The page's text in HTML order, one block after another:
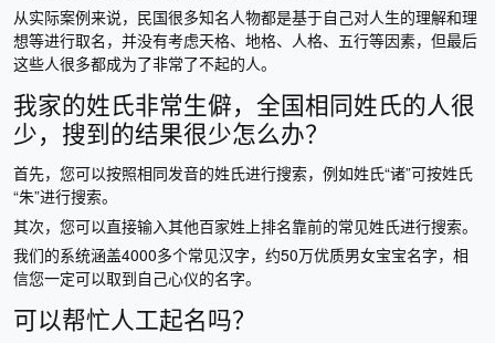
从实际案例来说，民国很多知名人物都是基于自己对人生的理解和理
想等进行取名，并没有考虑天格、地格、人格、五行等因素，但最后
这些人很多都成为了非常了不起的人。
我家的姓氏非常生僻，全国相同姓氏的人很
少，搜到的结果很少怎么办？
首先，您可以按照相同发音的姓氏进行搜索，例如姓氏“诸”可按姓氏
“朱”进行搜索。
其次，您可以直接输入其他百家姓上排名靠前的常见姓氏进行搜索。
我们的系统涵盖4000多个常见汉字，约50万优质男女宝宝名字，相
信您一定可以取到自己心仪的名字。
可以帮忙人工起名吗？